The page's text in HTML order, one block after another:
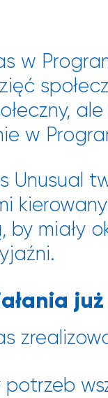
w
w
Unusual
by miały
już